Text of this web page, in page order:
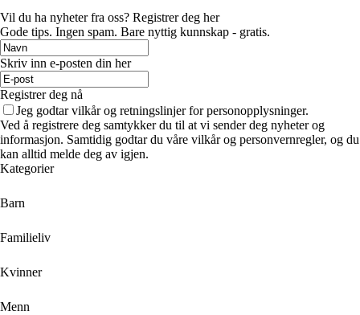
Vil du ha nyheter fra oss? Registrer deg her
Gode ​​tips. Ingen spam. Bare nyttig kunnskap - gratis.
Skriv inn e-posten din her
Registrer deg nå
Jeg godtar vilkår og retningslinjer for personopplysninger.
Ved å registrere deg samtykker du til at vi sender deg nyheter og
informasjon. Samtidig godtar du våre vilkår og personvernregler, og du
kan alltid melde deg av igjen.
Kategorier
Barn
Familieliv
Kvinner
Menn